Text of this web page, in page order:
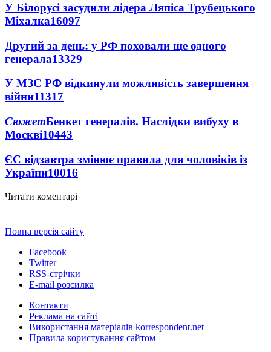
У Білорусі засудили лідера Ляпіса Трубецького
Міхалка16097
Другий за день: у РФ поховали ще одного
генерала13329
У МЗС РФ відкинули можливість завершення
війни11317
СюжетБенкет генералів. Наслідки вибуху в
Москві10443
ЄС відзавтра змінює правила для чоловіків із
України10016
Читати коментарі
Повна версія сайту
Facebook
Twitter
RSS-стрічки
E-mail розсилка
Контакти
Реклама на сайті
Використання матеріалів korrespondent.net
Правила користування сайтом